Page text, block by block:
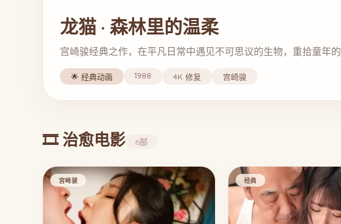
龙猫 · 森林里的温柔
宫崎骏经典之作，在平凡日常中遇见不可思议的生物，重拾童年的
🌟 经典动画 1988 4K 修复 宫崎骏
🎞️ 治愈电影 6部
宫崎骏 经典